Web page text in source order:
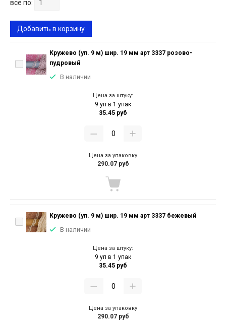
все по:
Добавить в корзину
Кружево (уп. 9 м) шир. 19 мм арт 3337 розово-
пудровый
В наличии
Цена за штуку:
9 уп в 1 упак
35.45 руб
Цена за упаковку
290.07 руб
Кружево (уп. 9 м) шир. 19 мм арт 3337 бежевый
В наличии
Цена за штуку:
9 уп в 1 упак
35.45 руб
Цена за упаковку
290.07 руб